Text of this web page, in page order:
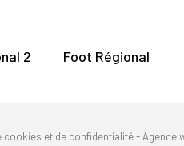
2 Foot Régional
cookies et de confidentialité- Agence